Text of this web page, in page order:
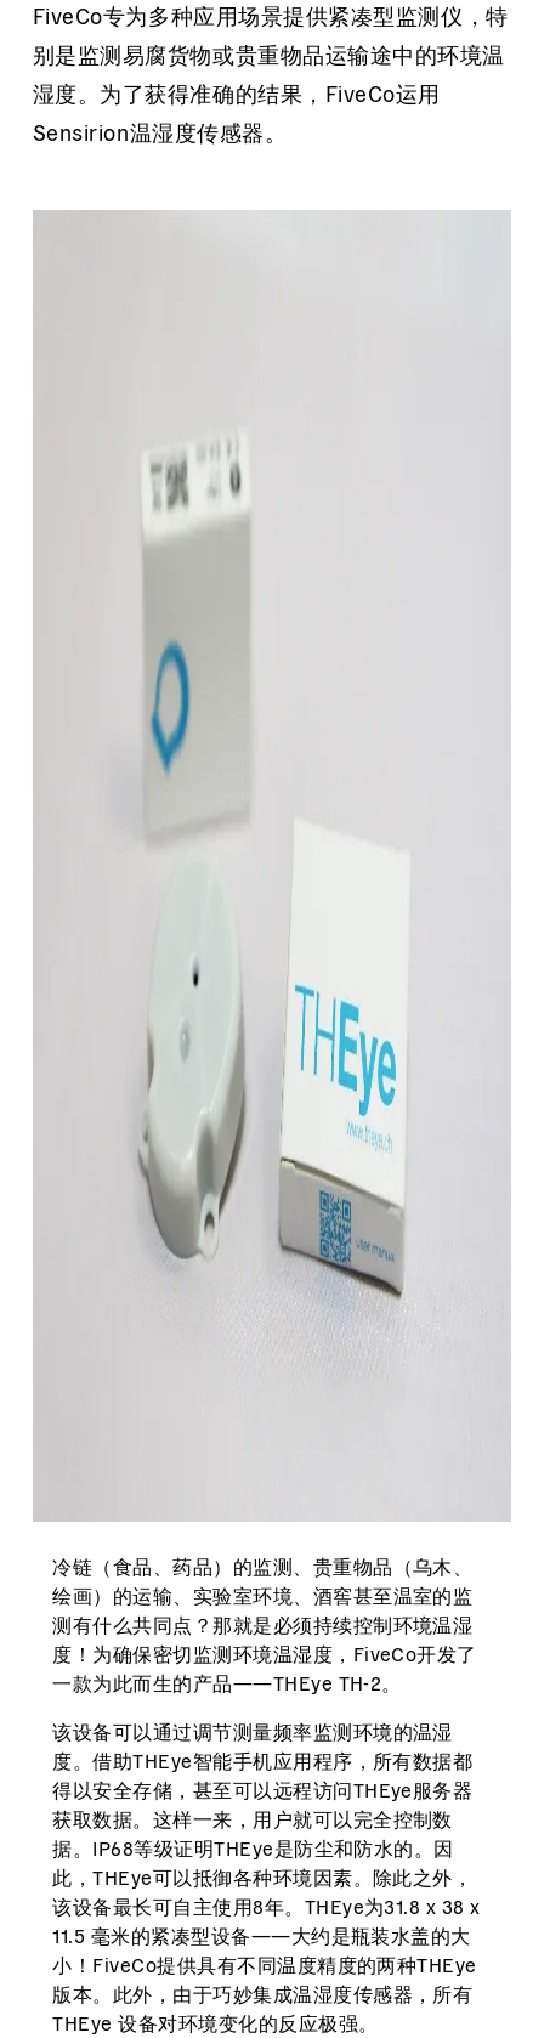
FiveCo专为多种应用场景提供紧凑型监测仪，特
别是监测易腐货物或贵重物品运输途中的环境温
湿度。为了获得准确的结果，FiveCo运用
Sensirion温湿度传感器。
冷链（食品、药品）的监测、贵重物品（乌木、
绘画）的运输、实验室环境、酒窖甚至温室的监
测有什么共同点？那就是必须持续控制环境温湿
度！为确保密切监测环境温湿度，FiveCo开发了
一款为此而生的产品——THEye TH-2。
该设备可以通过调节测量频率监测环境的温湿
度。借助THEye智能手机应用程序，所有数据都
得以安全存储，甚至可以远程访问THEye服务器
获取数据。这样一来，用户就可以完全控制数
据。IP68等级证明THEye是防尘和防水的。因
此，THEye可以抵御各种环境因素。除此之外，
该设备最长可自主使用8年。THEye为31.8 x 38 x
11.5 毫米的紧凑型设备——大约是瓶装水盖的大
小！FiveCo提供具有不同温度精度的两种THEye
版本。此外，由于巧妙集成温湿度传感器，所有
THEye 设备对环境变化的反应极强。